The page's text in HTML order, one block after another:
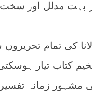
بہت مدلل اور
کی تمام
کتاب تیار
مشہور زمانہ